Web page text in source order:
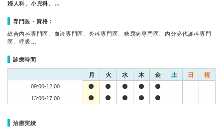
婦人科、小児科、…
専門医・資格：
総合内科専門医、血液専門医、外科専門医、糖尿病専門医、内分泌代謝科専門
医、呼吸…
診療時間
月 火 水 木 金 土 日 祝
09:00-12:00
13:00-17:00
治療実績